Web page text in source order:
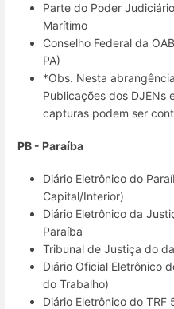
Parte do Poder
Marítimo
Conselho Federal da
PA)
*Obs. Nesta
Publicações dos DJENs
capturas podem ser
PB - Paraíba
Diário Eletrônico do
Capital/Interior)
Diário Eletrônico da
Paraíba
Tribunal de Justiça do
Diário Oficial Eletrônico
do Trabalho)
Diário Eletrônico do TRF